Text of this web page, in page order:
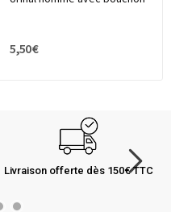
5,50 €
Livraison offerte dès 150€ TTC